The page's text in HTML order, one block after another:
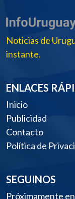
Noticias de
instante.
ENLACES
Inicio
Publicidad
Contacto
Política de
SEGUINOS
Próximamente